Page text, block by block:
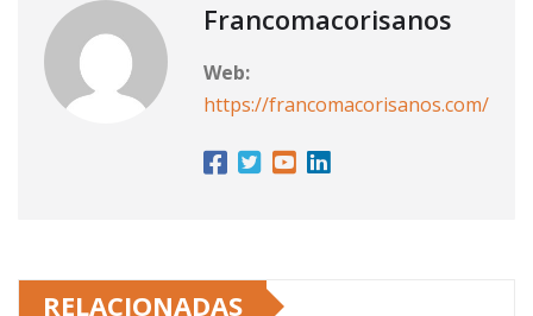
Francomacorisanos
Web:
https://francomacorisanos.com/
RELACIONADAS